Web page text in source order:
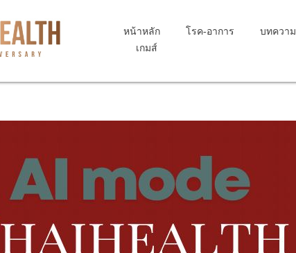
หน้าหลัก โรค-อาการ บทความ
เกมส์